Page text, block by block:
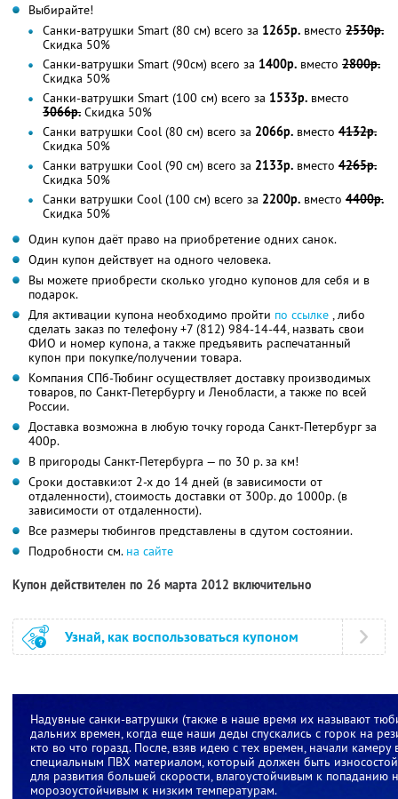
Выбирайте!
Санки-ватрушки Smart (80 см) всего за 1265р. вместо 2530р.
Скидка 50%
Санки-ватрушки Smart (90см) всего за 1400р. вместо 2800р.
Скидка 50%
Санки-ватрушки Smart (100 см) всего за 1533р. вместо
3066р. Скидка 50%
Санки ватрушки Cool (80 см) всего за 2066р. вместо 4132р.
Скидка 50%
Санки ватрушки Cool (90 см) всего за 2133р. вместо 4265р.
Скидка 50%
Санки ватрушки Cool (100 см) всего за 2200р. вместо 4400р.
Скидка 50%
Один купон даёт право на приобретение одних санок.
Один купон действует на одного человека.
Вы можете приобрести сколько угодно купонов для себя и в
подарок.
Для активации купона необходимо пройти по ссылке , либо
сделать заказ по телефону +7 (812) 984-14-44, назвать свои
ФИО и номер купона, а также предъявить распечатанный
купон при покупке/получении товара.
Компания СПб-Тюбинг осуществляет доставку производимых
товаров, по Санкт-Петербургу и Ленобласти, а также по всей
России.
Доставка возможна в любую точку города Санкт-Петербург за
400р.
В пригороды Санкт-Петербурга — по 30 р. за км!
Сроки доставки:от 2-х до 14 дней (в зависимости от
отдаленности), стоимость доставки от 300р. до 1000р. (в
зависимости от отдаленности).
Все размеры тюбингов представлены в сдутом состоянии.
Подробности см. на сайте
Купон действителен по 26 марта 2012 включительно
Узнай, как воспользоваться купоном
Надувные санки-ватрушки (также в наше время их называют
дальних времен, когда еще наши деды спускались с горок на
кто во что горазд. После, взяв идею с тех времен, начали
специальным ПВХ материалом, который должен быть
для развития большей скорости, влагоустойчивым к попаданию
морозоустойчивым к низким температурам.